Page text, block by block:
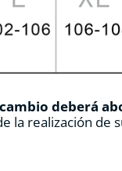
deberá
la realización de